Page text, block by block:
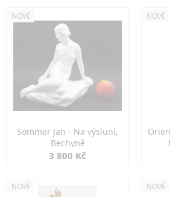
NOVÉ
Sommer Jan - Na výsluní,
Bechyně
3 800 Kč
NOVÉ
NOVÉ NOVÉ